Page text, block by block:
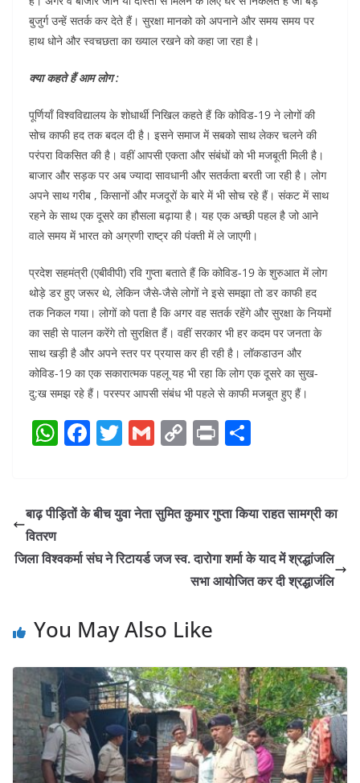
बुजुर्ग उन्हें सतर्क कर देते हैं। सुरक्षा मानको को अपनाने और समय समय पर
हाथ धोने और स्वचछता का ख्याल रखने को कहा जा रहा है।
क्या कहते हैं आम लोग :
पूर्णियाँ विश्वविद्यालय के शोधार्थी निखिल कहते हैं कि कोविड-19 ने लोगों की
सोच काफी हद तक बदल दी है। इसने समाज में सबको साथ लेकर चलने की
परंपरा विकसित की है। वहीं आपसी एकता और संबंधों को भी मजबूती मिली है।
बाजार और सड़क पर अब ज्यादा सावधानी और सतर्कता बरती जा रही है। लोग
अपने साथ गरीब , किसानों और मजदूरों के बारे में भी सोच रहे हैं। संकट में साथ
रहने के साथ एक दूसरे का हौसला बढ़ाया है। यह एक अच्छी पहल है जो आने
वाले समय में भारत को अग्रणी राष्ट्र की पंक्ती में ले जाएगी।
प्रदेश सहमंत्री (एबीवीपी) रवि गुप्ता बताते हैं कि कोविड-19 के शुरुआत में लोग
थोड़े डर हुए जरूर थे, लेकिन जैसे-जैसे लोगों ने इसे समझा तो डर काफी हद
तक निकल गया। लोगों को पता है कि अगर वह सतर्क रहेंगे और सुरक्षा के नियमों
का सही से पालन करेंगे तो सुरक्षित हैं। वहीं सरकार भी हर कदम पर जनता के
साथ खड़ी है और अपने स्तर पर प्रयास कर ही रही है। लॉकडाउन और
कोविड-19 का एक सकारात्मक पहलू यह भी रहा कि लोग एक दूसरे का सुख-
दु:ख समझ रहे हैं। परस्पर आपसी संबंध भी पहले से काफी मजबूत हुए हैं।
W
s
p
F
e
o
k
T
er
G
l
C
y
n
k
Pr
e
बाढ़ पीड़ितों के बीच युवा नेता सुमित कुमार गुप्ता किया राहत सामग्री का
वितरण
जिला विश्वकर्मा संघ ने रिटायर्ड जज स्व. दारोगा शर्मा के याद में श्रद्धांजलि
सभा आयोजित कर दी श्रद्धाजंलि
You May Also Like